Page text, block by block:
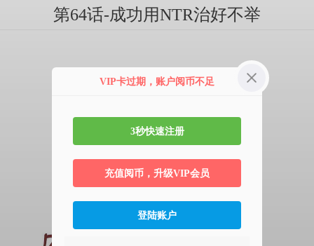
第64话-成功用NTR治好不举
VIP卡过期，账户阅币不足
3秒快速注册
充值阅币，升级VIP会员
登陆账户